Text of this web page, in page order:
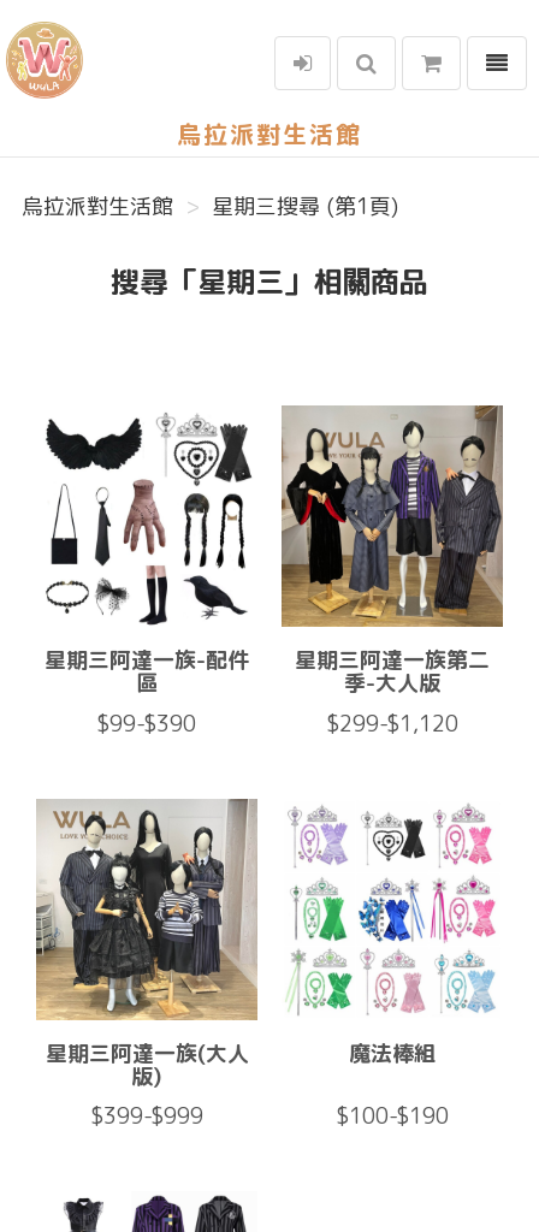
烏拉派對生活館
選單
烏拉派對生活館 星期三搜尋 (第1頁)
搜尋「星期三」相關商品
星期三阿達一族-配件
區
$99-$390
星期三阿達一族第二
季-大人版
$299-$1,120
星期三阿達一族(大人
版)
$399-$999
魔法棒組
$100-$190